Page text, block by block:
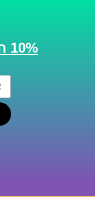
10% הנחה בקנייה הבאה